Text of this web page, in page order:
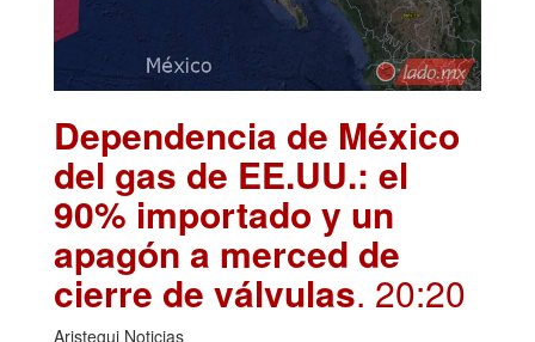
Dependencia de México
del gas de EE.UU.: el
90% importado y un
apagón a merced de
cierre de válvulas. 20:20
Aristegui Noticias